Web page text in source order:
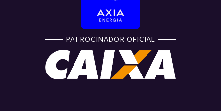
PATROCINADOR OFICIAL